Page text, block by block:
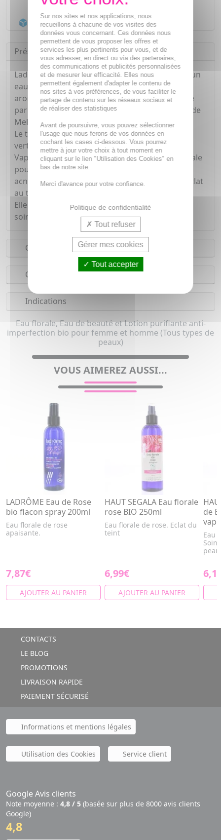
Livraison gratuite dès55€
Acheminement Chronopost en 24h*
Présentation
Ladrôme Eau Florale de Tea Tree Bio 200 ml est un
eau florale purifiante et tonifiante, fraîche et
aromatique, issue de la distillation traditionnelle
par entraînement à la vapeur d'eau des feuilles de
Melaleuca alternifolia.
Le tea tree, ou arbre à thé, est réputé pour ses
vertus purifiantes.
Vaporisée sur le visage, cette eau florale est idéale
pour le soin des peaux grasses à tendance
acnéique. Elle aide également à redonner de l'éclat
au teint terne.
Elle s'utilise la matin comme lotion tonique et le
soir pour finaliser le démaquillage.
Conseils d'utilisation
Composition
Indications
Eau florale, Eau de beauté et Lotion purifiante anti-
imperfection bio pour femme et homme (Tous types de
peaux)
VOUS AIMEREZ AUSSI...
LADRÔME Eau de Rose
bio flacon spray 200ml
Eau florale de rose
apaisante.
7,87€
AJOUTER AU PANIER
HAUT SEGALA Eau florale
rose BIO 250ml
Eau florale de rose. Eclat du
teint
6,99€
AJOUTER AU PANIER
de
Eau
Soin
CONTACTS
LE BLOG
PROMOTIONS
LIVRAISON RAPIDE
PAIEMENT SÉCURISÉ
Informations et mentions légales
Utilisation des Cookies Service client
Google Avis clients
Note moyenne : 4,8 / 5 (basée sur plus de 8000 avis clients
Google)
4,8
Sur nos sites et nos applications, nous
recueillons à chacune de vos visites des
données vous concernant. Ces données nous
permettent de vous proposer les offres et
services les plus pertinents pour vous, et de
vous adresser, en direct ou via des partenaires,
des communications et publicités personnalisées
et de mesurer leur efficacité. Elles nous
permettent également d'adapter le contenu de
nos sites à vos préférences, de vous faciliter le
partage de contenu sur les réseaux sociaux et
de réaliser des statistiques
Avant de poursuivre, vous pouvez sélectionner
l'usage que nous ferons de vos données en
cochant les cases ci-dessous. Vous pourrez
mettre à jour votre choix à tout moment en
cliquant sur le lien "Utilisation des Cookies" en
bas de notre site.
Merci d'avance pour votre confiance.
Politique de confidentialité
Tout refuser
Gérer mes cookies
Tout accepter